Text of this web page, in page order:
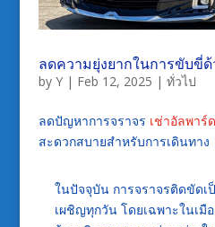
ลดความยุ่งยากในการขับขี่ด้
by Y| Feb 12, 2025 | ทั่วไป
ลดปัญหาการจราจร เช่าอัลพา
สะดวกสบายสำหรับการเดินทาง
ในปัจจุบัน การจราจรติดขัด
เผชิญทุกวัน โดยเฉพาะในเมื